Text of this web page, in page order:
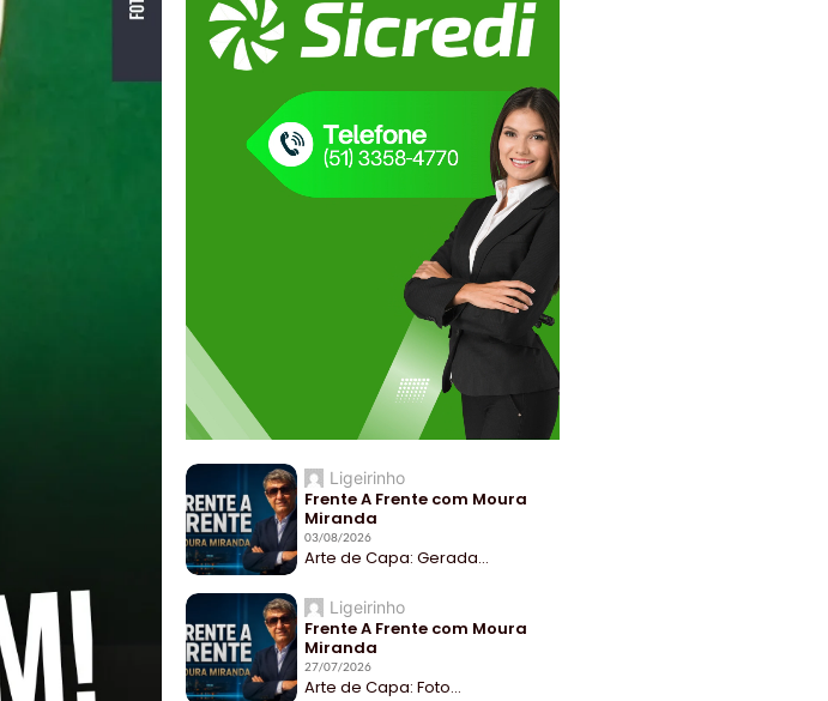
Ligeirinho
Frente A Frente com Moura
Miranda
03/08/2026
Arte de Capa: Gerada...
Ligeirinho
Frente A Frente com Moura
Miranda
27/07/2026
Arte de Capa: Foto...